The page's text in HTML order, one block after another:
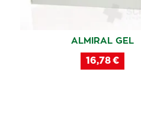
ALMIRAL GEL
16,78 €